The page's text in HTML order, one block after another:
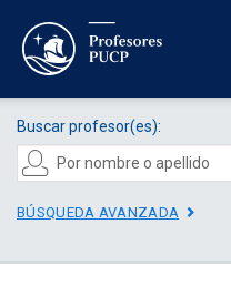
Buscar profesor(es):
BÚSQUEDA AVANZADA